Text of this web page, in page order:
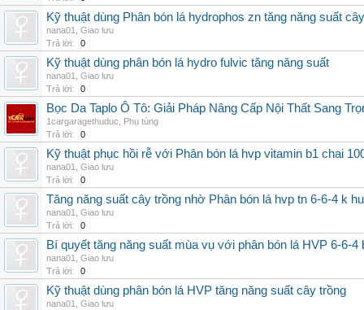
Kỹ thuật dùng Phân bón lá hydrophos zn tăng năng suất cây
nana01
Giao lưu
Trả lời:
0
Kỹ thuật dùng phân bón lá hydro fulvic tăng năng suất
nana01
Giao lưu
Trả lời:
0
Bọc Da Taplo Ô Tô: Giải Pháp Nâng Cấp Nội Thất Sang
1cargaragethuduc
Phụ tùng
Trả lời:
0
Kỹ thuật phục hồi rễ với Phân bón lá hvp vitamin b1 chai
nana01
Giao lưu
Trả lời:
0
Tăng năng suất cây trồng nhờ Phân bón lá hvp tn 6-6-4 k
nana01
Giao lưu
Trả lời:
0
Bí quyết tăng năng suất mùa vụ với phân bón lá HVP 6-6-4
nana01
Giao lưu
Trả lời:
0
Kỹ thuật dùng phân bón lá HVP tăng năng suất cây trồng
nana01
Giao lưu